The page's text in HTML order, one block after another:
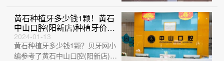
玉口腔 (延···
黄石种植牙多少钱1颗！黄石
中山口腔(阳新店)种植牙价目
表已更新，瑞典诺贝尔Active
种植牙：12928元起/颗！
2024-01-13
黄石种植牙多少钱1颗？贝牙网小
编参考了黄石中山口腔(阳新店)、